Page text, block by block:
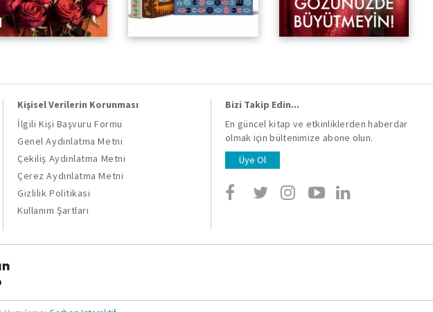
Kişisel Verilerin Korunması
İlgili Kişi Başvuru Formu
Genel Aydınlatma Metni
Çekiliş Aydınlatma Metni
Çerez Aydınlatma Metni
Gizlilik Politikası
Kullanım Şartları
Bizi Takip Edin...
En güncel kitap ve etkinliklerden haberdar
olmak için bültenimize abone olun.
Üye Ol